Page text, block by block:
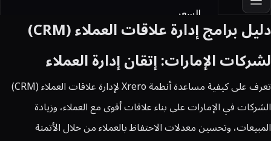
السعر
أوفيس
Licensing
المدونة
دليل برامج إدارة علاقات العملاء (CRM)
لشركات الإمارات: إتقان إدارة العملاء
تعرف على كيفية مساعدة أنظمة Xrero لإدارة علاقات العملاء (CRM)
الشركات في الإمارات على بناء علاقات أقوى مع العملاء، وزيادة
المبيعات، وتحسين معدلات الاحتفاظ بالعملاء من خلال الأتمتة